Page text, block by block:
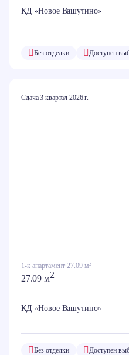
КД «Новое Вашутино»
Без отделки Доступен
Сдача 3 квартал 2026 г.
1-к апартамент 27.09 м²
27.09 м2
КД «Новое Вашутино»
Без отделки Доступен